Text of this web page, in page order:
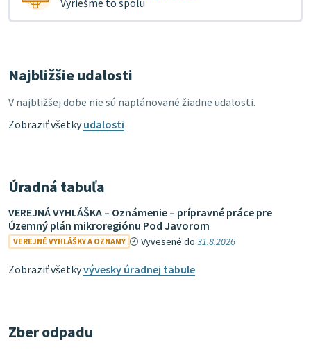
Najbližšie udalosti
V najbližšej dobe nie sú naplánované žiadne udalosti.
Zobraziť všetkyudalosti
Úradná tabuľa
VEREJNÁ VYHLÁŠKA – Oznámenie – prípravné práce pre
Územný plán mikroregiónu Pod Javorom
VEREJNÉ VYHLÁŠKY A OZNAMY Vyvesené do31.8.2026
Zobraziť všetkyvývesky úradnej tabule
Zber odpadu